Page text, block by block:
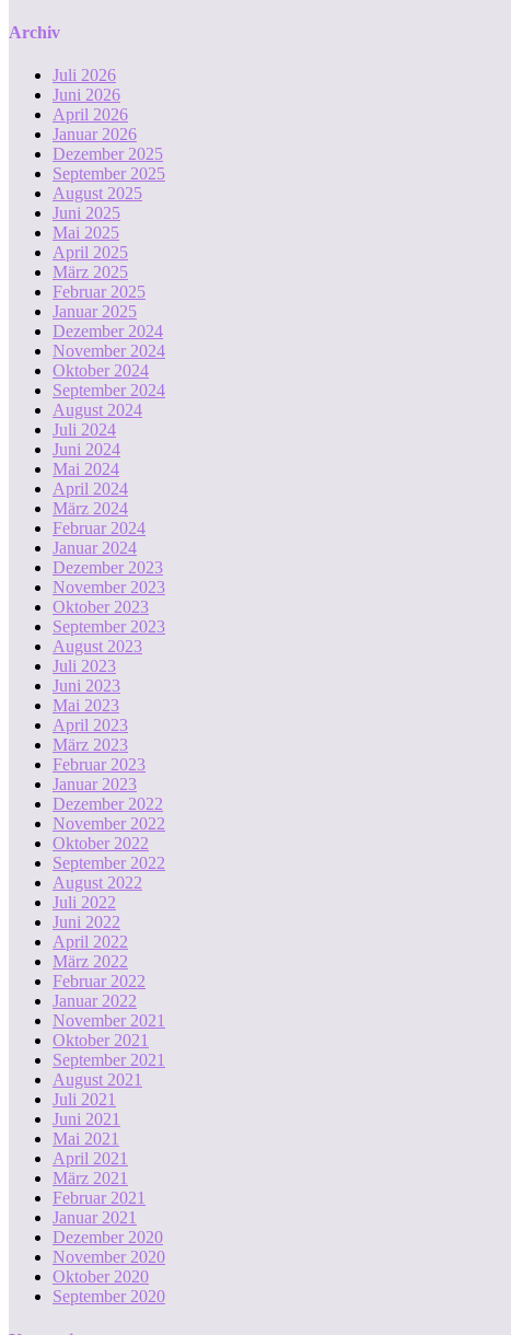
Archiv
Juli 2026
Juni 2026
April 2026
Januar 2026
Dezember 2025
September 2025
August 2025
Juni 2025
Mai 2025
April 2025
März 2025
Februar 2025
Januar 2025
Dezember 2024
November 2024
Oktober 2024
September 2024
August 2024
Juli 2024
Juni 2024
Mai 2024
April 2024
März 2024
Februar 2024
Januar 2024
Dezember 2023
November 2023
Oktober 2023
September 2023
August 2023
Juli 2023
Juni 2023
Mai 2023
April 2023
März 2023
Februar 2023
Januar 2023
Dezember 2022
November 2022
Oktober 2022
September 2022
August 2022
Juli 2022
Juni 2022
April 2022
März 2022
Februar 2022
Januar 2022
November 2021
Oktober 2021
September 2021
August 2021
Juli 2021
Juni 2021
Mai 2021
April 2021
März 2021
Februar 2021
Januar 2021
Dezember 2020
November 2020
Oktober 2020
September 2020